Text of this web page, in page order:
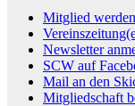
Mitglied
Newsletter
SCW auf
Mail an den
Mitgliedschaft